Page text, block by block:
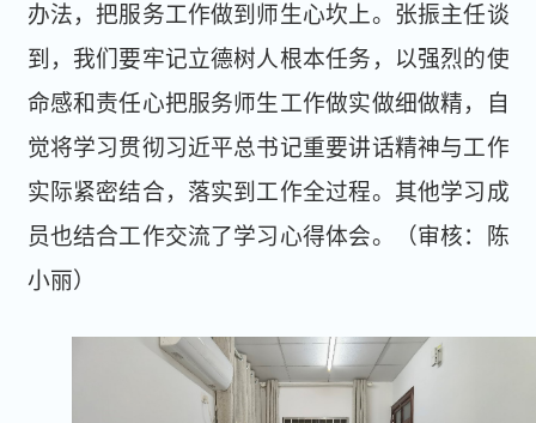
办法，把服务工作做到师生心坎上。张振主任谈
到，我们要牢记立德树人根本任务，以强烈的使
命感和责任心把服务师生工作做实做细做精，自
觉将学习贯彻习近平总书记重要讲话精神与工作
实际紧密结合，落实到工作全过程。其他学习成
员也结合工作交流了学习心得体会。（审核：陈
小丽）